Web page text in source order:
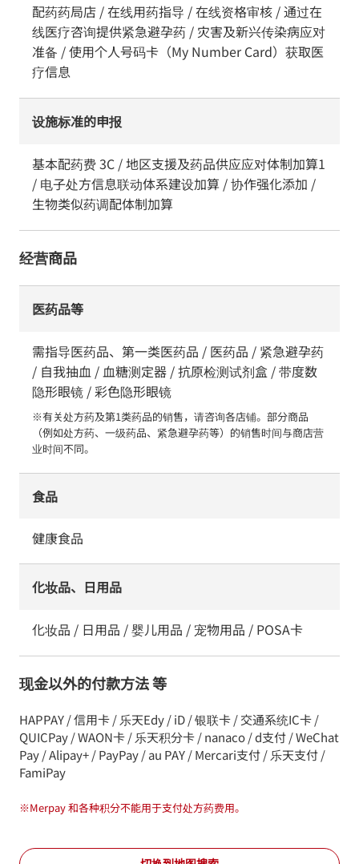
配药药局店 / 在线用药指导 / 在线资格审核 / 通过在
线医疗咨询提供紧急避孕药 / 灾害及新兴传染病应对
准备 / 使用个人号码卡（My Number Card）获取医
疗信息
设施标准的申报
基本配药费 3C / 地区支援及药品供应应对体制加算1
/ 电子处方信息联动体系建设加算 / 协作强化添加 /
生物类似药调配体制加算
经营商品
医药品等
需指导医药品、第一类医药品 / 医药品 / 紧急避孕药
/ 自我抽血 / 血糖测定器 / 抗原检测试剂盒 / 带度数
隐形眼镜 / 彩色隐形眼镜
※有关处方药及第1类药品的销售，请咨询各店铺。部分商品
（例如处方药、一级药品、紧急避孕药等）的销售时间与商店营
业时间不同。
食品
健康食品
化妆品、日用品
化妆品 / 日用品 / 婴儿用品 / 宠物用品 / POSA卡
现金以外的付款方法 等
HAPPAY / 信用卡 / 乐天Edy / iD / 银联卡 / 交通系统IC卡 /
QUICPay / WAON卡 / 乐天积分卡 / nanaco / d支付 / WeChat
Pay / Alipay+ / PayPay / au PAY / Mercari支付 / 乐天支付 /
FamiPay
※Merpay 和各种积分不能用于支付处方药费用。